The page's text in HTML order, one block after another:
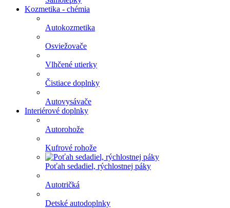
Kozmetika - chémia
Autokozmetika
Osviežovače
Vlhčené utierky
Čistiace doplnky
Autovysávače
Interiérové doplnky
Autorohože
Kufrové rohože
Poťah sedadiel, rýchlostnej páky
Autotričká
Detské autodoplnky